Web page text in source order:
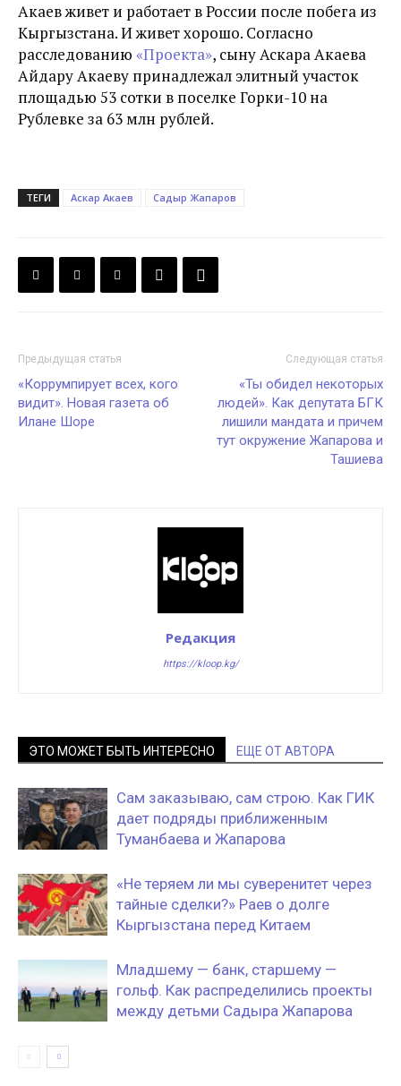
Акаев живет и работает в России после побега из
Кыргызстана. И живет хорошо. Согласно
расследованию «Проекта», сыну Аскара Акаева
Айдару Акаеву принадлежал элитный участок
площадью 53 сотки в поселке Горки-10 на
Рублевке за 63 млн рублей.
ТЕГИ Аскар Акаев Садыр Жапаров
Предыдущая статья
«Коррумпирует всех, кого
видит». Новая газета об
Илане Шоре
Следующая статья
«Ты обидел некоторых
людей». Как депутата БГК
лишили мандата и причем
тут окружение Жапарова и
Ташиева
Редакция
https://kloop.kg/
ЭТО МОЖЕТ БЫТЬ ИНТЕРЕСНО ЕЩЕ ОТ АВТОРА
Сам заказываю, сам строю. Как ГИК
дает подряды приближенным
Туманбаева и Жапарова
«Не теряем ли мы суверенитет через
тайные сделки?» Раев о долге
Кыргызстана перед Китаем
Младшему — банк, старшему —
гольф. Как распределились проекты
между детьми Садыра Жапарова